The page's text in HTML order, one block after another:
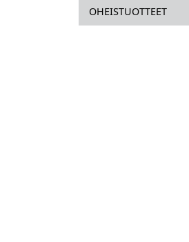
OHEISTUOTTEET